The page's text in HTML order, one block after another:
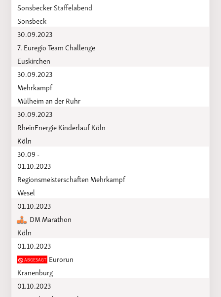
Sonsbecker Staffelabend
Sonsbeck
30.09.2023
7. Euregio Team Challenge
Euskirchen
30.09.2023
Mehrkampf
Mülheim an der Ruhr
30.09.2023
RheinEnergie Kinderlauf Köln
Köln
30.09 -
01.10.2023
Regionsmeisterschaften Mehrkampf
Wesel
01.10.2023
DM Marathon
Köln
01.10.2023
ABGESAGTEurorun
Kranenburg
01.10.2023